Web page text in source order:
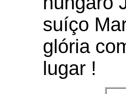
suíço
glória
lugar !